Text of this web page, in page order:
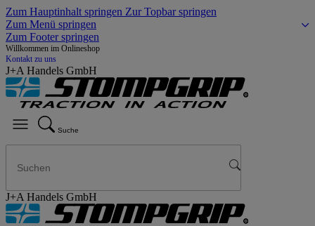
Zum Hauptinhalt springen Zur Topbar springen
Zum Menü springen
Zum Footer springen
Willkommen im Onlineshop
Kontakt zu uns
J+A Handels GmbH
Suche
J+A Handels GmbH